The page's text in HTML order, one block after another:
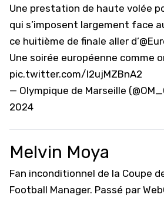
Une prestation de haute volée
qui s’imposent largement face
ce huitième de finale aller d’
Une soirée européenne comme
pic.twitter.com/I2ujMZBnA2
— Olympique de Marseille
2024
Melvin Moya
Fan inconditionnel de la Coupe
Football Manager. Passé par